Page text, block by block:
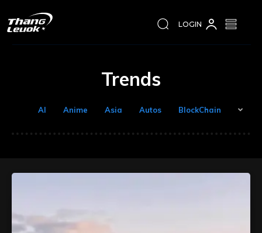
LOGIN
Trends
AI Anime Asia Autos BlockChain